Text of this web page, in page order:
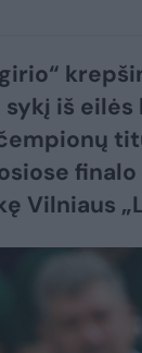
iš eilės
Vilniaus